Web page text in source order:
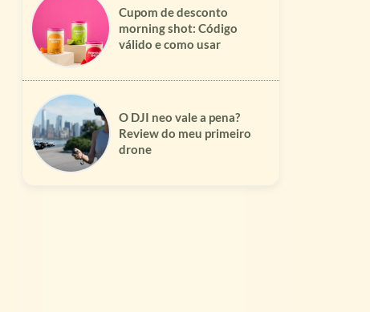
Cupom de desconto
morning shot: Código
válido e como usar
O DJI neo vale a pena?
Review do meu primeiro
drone